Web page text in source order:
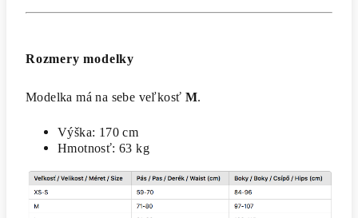
Rozmery modelky
Modelka má na sebe veľkosť M.
Výška: 170 cm
Hmotnosť: 63 kg